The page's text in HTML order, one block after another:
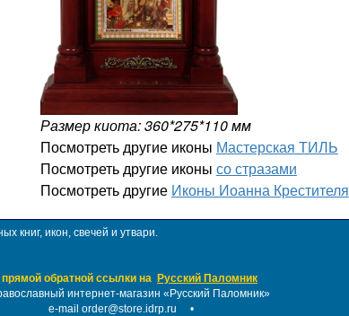
Размер киота: 360*275*110 мм
Посмотреть другие иконы Мастерская ТИЛЬ
Посмотреть другие иконы со стразами
Посмотреть другие Иконы Иоанна Крестителя
книг, икон, свечей и утвари.
обратной ссылки на Русский Паломник
интернет-магазин «Русский Паломник»
e-mail order@store.idrp.ru •